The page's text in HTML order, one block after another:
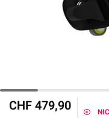
CHF 479,90